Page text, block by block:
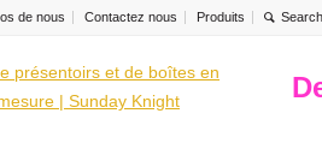
de nous Contactez nous Produits